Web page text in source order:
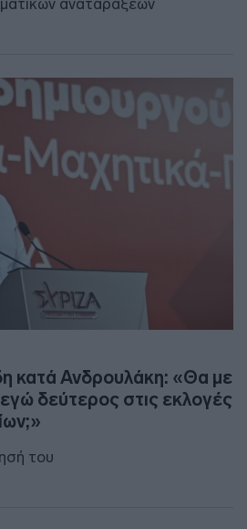
αναταράξεων
κατά Ανδρουλάκη: «Θα με
δεύτερος στις εκλογές
του